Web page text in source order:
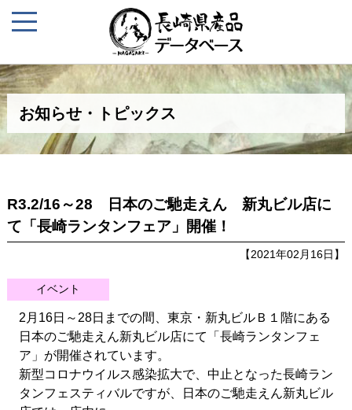
お知らせ・トピックス
R3.2/16～28 日本のご馳走えん 新丸ビル店に
て「長崎ランタンフェア」開催！
【2021年02月16日】
イベント
2月16日～28日までの間、東京・新丸ビルＢ１階にある
日本のご馳走えん新丸ビル店にて「長崎ランタンフェ
ア」が開催されています。
新型コロナウイルス感染拡大で、中止となった長崎ラン
タンフェスティバルですが、日本のご馳走えん新丸ビル